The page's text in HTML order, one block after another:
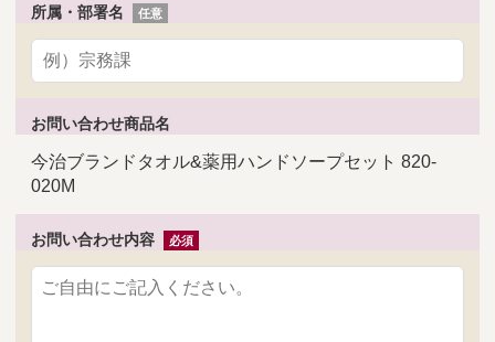
所属・部署名
お問い合わせ商品名
今治ブランドタオル&薬用ハンドソープセット 820-
020M
お問い合わせ内容